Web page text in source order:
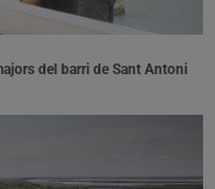
del barri de Sant Antoni